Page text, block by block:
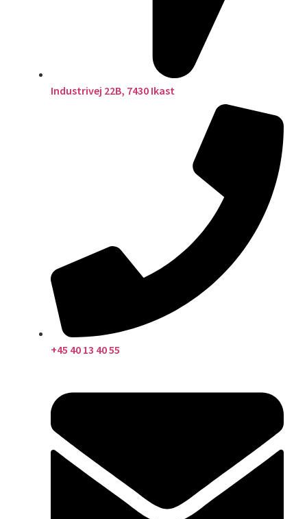
Industrivej 22B, 7430 Ikast
+45 40 13 40 55